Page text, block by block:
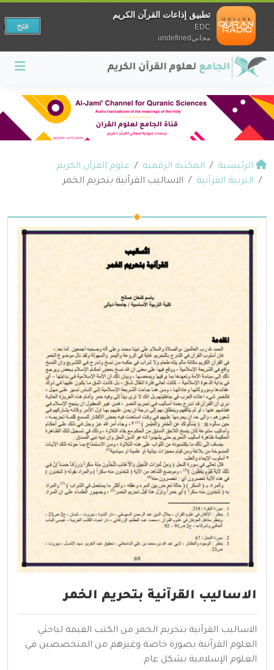
الرئيسية المكتبة الرقمية
علوم القرآن الكريم
التربية القرآنية
الاساليب القرآنية بتحريم الخمر
الاساليب القرآنية بتحريم الخمر
الاساليب القرآنية بتحريم الخمر من الكتب القيمة لباحثي
العلوم القرآنية بصورة خاصة وغيرهم من المتخصصين في
العلوم الإسلامية بشكل عام.
تطبيق إذاعات القرآن الكريم
EDC
مجانيundefined
فتح